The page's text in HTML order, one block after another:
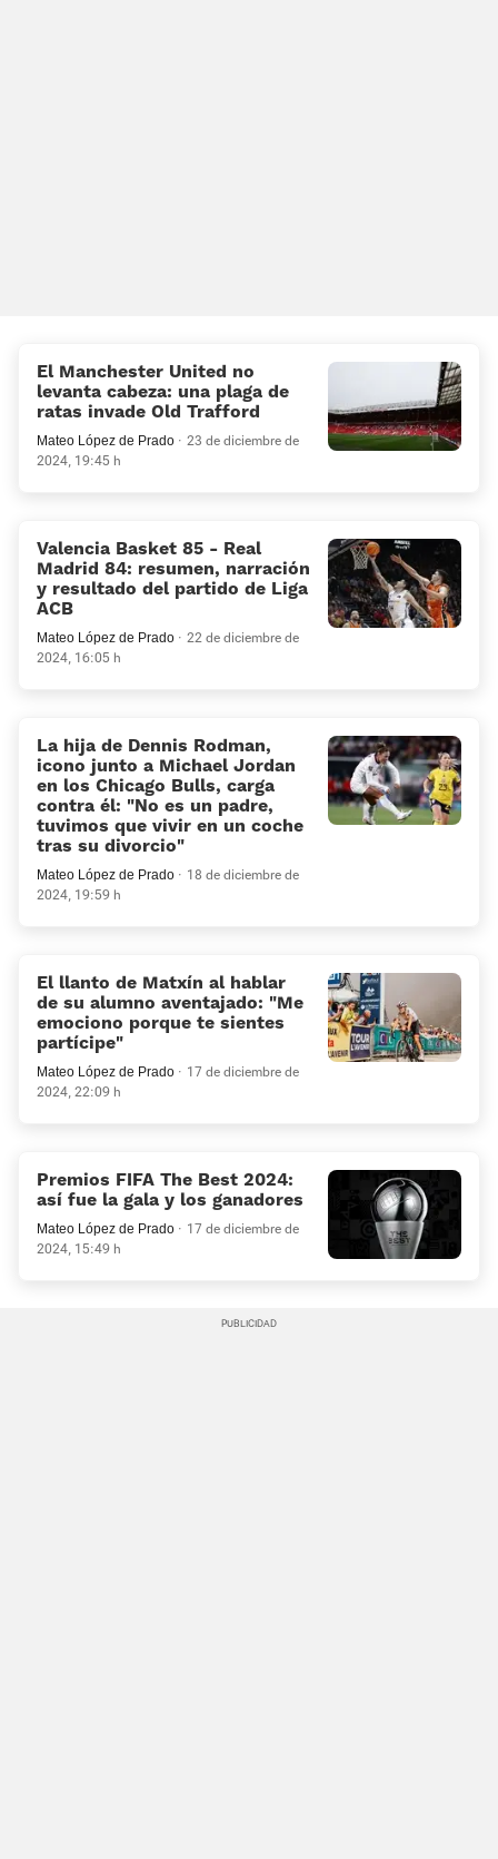
El Manchester United no
levanta cabeza: una plaga de
ratas invade Old Trafford
Mateo López de Prado
23 de diciembre de
2024, 19:45 h
Valencia Basket 85 - Real
Madrid 84: resumen, narración
y resultado del partido de Liga
ACB
Mateo López de Prado
22 de diciembre de
2024, 16:05 h
La hija de Dennis Rodman,
icono junto a Michael Jordan
en los Chicago Bulls, carga
contra él: “No es un padre,
tuvimos que vivir en un coche
tras su divorcio”
Mateo López de Prado
18 de diciembre de
2024, 19:59 h
El llanto de Matxín al hablar
de su alumno aventajado: «Me
emociono porque te sientes
partícipe»
Mateo López de Prado
17 de diciembre de
2024, 22:09 h
Premios FIFA The Best 2024:
así fue la gala y los ganadores
Mateo López de Prado
17 de diciembre de
2024, 15:49 h